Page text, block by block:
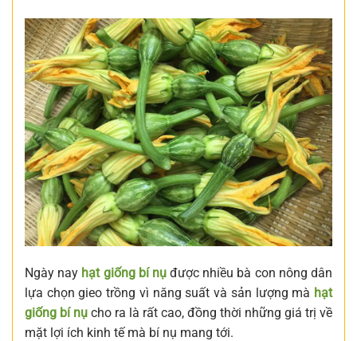
Ngày nay hạt giống bí nụđược nhiều bà con nông dân
lựa chọn gieo trồng vì năng suất và sản lượng mà hạt
giống bí nụ cho ra là rất cao, đồng thời những giá trị về
mặt lợi ích kinh tế mà bí nụ mang tới.